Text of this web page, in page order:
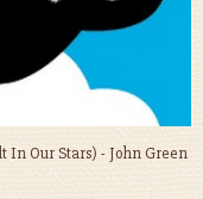
In Our Stars) - John Green